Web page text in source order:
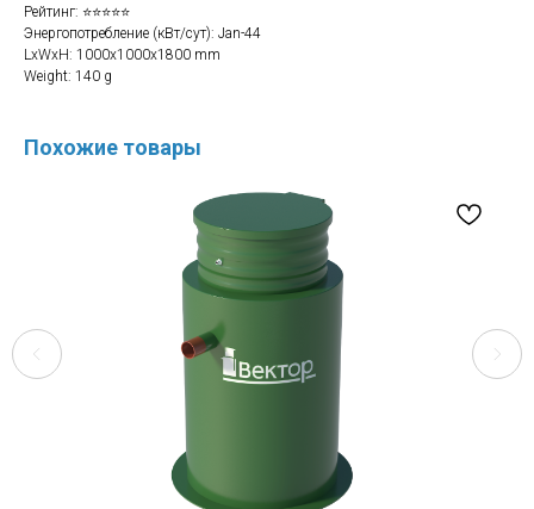
Рейтинг: ⭐⭐⭐⭐⭐
Энергопотребление (кВт/сут): Jan-44
LxWxH: 1000x1000x1800 mm
Weight: 140 g
Похожие товары